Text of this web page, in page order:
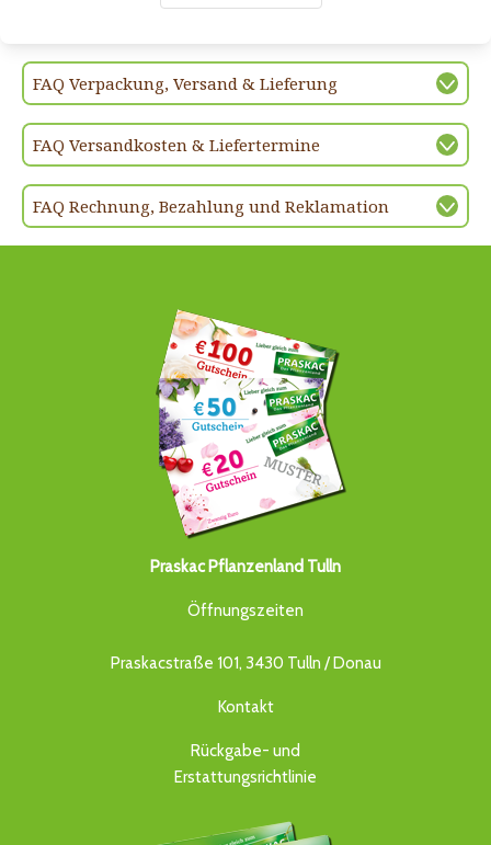
FAQ Verpackung, Versand & Lieferung
FAQ Versandkosten & Liefertermine
FAQ Rechnung, Bezahlung und Reklamation
Praskac Pflanzenland Tulln
Öffnungszeiten
Praskacstraße 101, 3430 Tulln / Donau
Kontakt
Rückgabe- und
Erstattungsrichtlinie